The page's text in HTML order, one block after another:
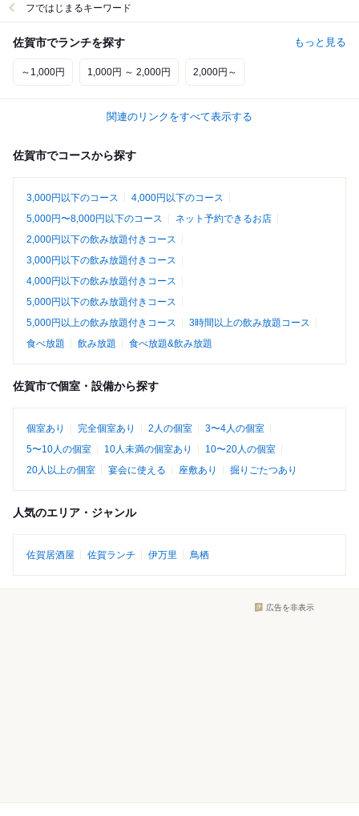
フではじまるキーワード
佐賀市でランチを探す もっと見る
～1,000円 1,000円 ～ 2,000円 2,000円～
関連のリンクをすべて表示する
佐賀市でコースから探す
3,000円以下のコース
4,000円以下のコース
5,000円〜8,000円以下のコース
ネット予約できるお店
2,000円以下の飲み放題付きコース
3,000円以下の飲み放題付きコース
4,000円以下の飲み放題付きコース
5,000円以下の飲み放題付きコース
5,000円以上の飲み放題付きコース
3時間以上の飲み放題コース
食べ放題
飲み放題 食べ放題&飲み放題
佐賀市で個室・設備から探す
個室あり 完全個室あり 2人の個室
3〜4人の個室
5〜10人の個室
10人未満の個室あり
10〜20人の個室
20人以上の個室
宴会に使える 座敷あり 掘りごたつあり
人気のエリア・ジャンル
佐賀居酒屋 佐賀ランチ 伊万里 鳥栖
広告を非表示